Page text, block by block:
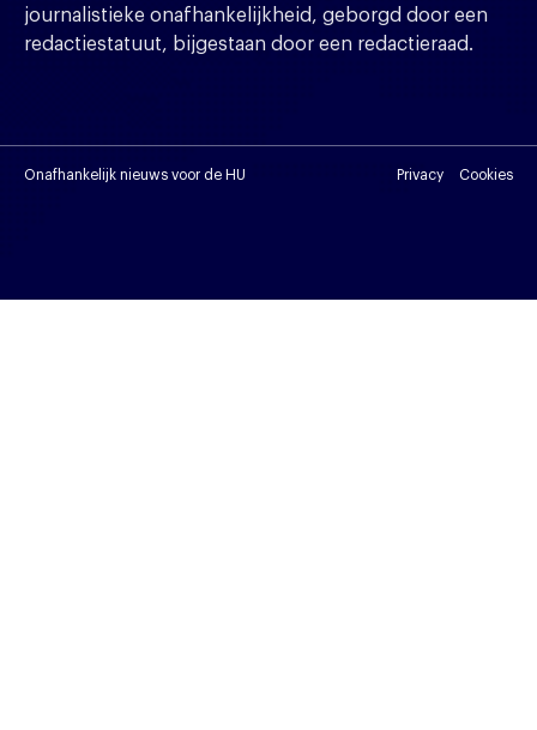
journalistieke onafhankelijkheid, geborgd door een
redactiestatuut, bijgestaan door een redactieraad.
Onafhankelijk nieuws voor de HU Privacy Cookies